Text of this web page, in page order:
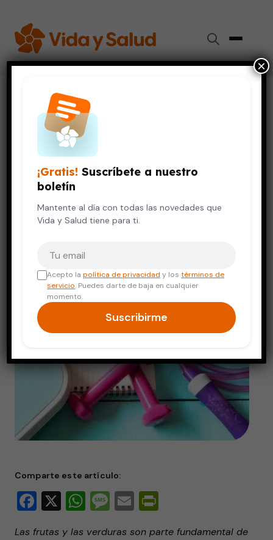
Digestión y Nutrición
No basta comer más frutas y verduras para perder peso
DIGESTIÓN Y NUTRICIÓN
No basta comer más frutas y
verduras para perder peso
1 de enero, 2021 4 min de lectura
Comparte este artículo:
Facebook
X WhatsApp
Message
Email
Las frutas y las verduras son parte fundamental de
¡Gratis! Suscríbete a nuestro
boletín
Mantente al día con todas las novedades que
Vida y Salud tiene para ti.
Acepto lapolítica de privacidad y lostérminos de
servicio. Puedes darte de baja en cualquier
momento.
Suscribirme
×